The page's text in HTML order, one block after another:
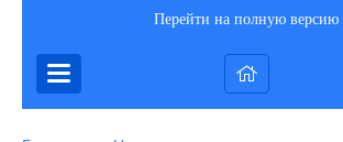
Перейти на полную версию